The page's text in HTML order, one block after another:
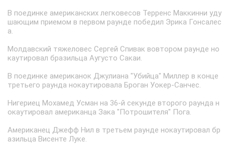
В поединке американских легковесов Терренс Маккинни уду
шающим приемом в первом раунде победил Эрика Гонсалес
а.
Молдавский тяжеловес Сергей Спивак вовтором раунде но
каутировал бразильца Аугусто Сакаи.
В поединке американок Джулиана "Убийца" Миллер в конце
третьего раунда нокаутировала Броган Уокер-Санчес.
Нигериец Мохамед Усман на 36-й секунде второго раунда н
окаутировал американца Зака "Потрошителя" Пога.
Американец Джефф Нил в третьем раунде нокаутировал бр
азильца Висенте Луке.